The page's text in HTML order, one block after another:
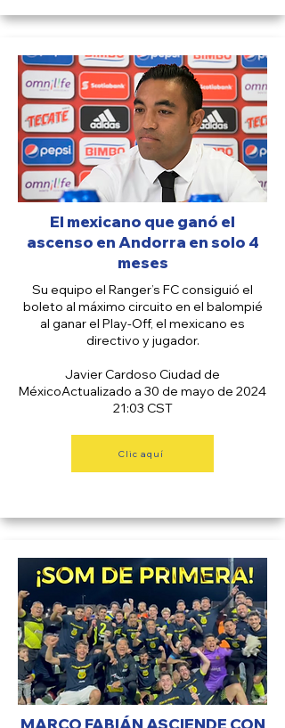
El mexicano que ganó el
ascenso en Andorra en solo 4
meses
Su equipo el Ranger’s FC consiguió el
boleto al máximo circuito en el balompié
al ganar el Play-Off, el mexicano es
directivo y jugador.
Javier Cardoso Ciudad de
MéxicoActualizado a 30 de mayo de 2024
21:03 CST
Clic aquí
MARCO FABIÁN ASCIENDE CON